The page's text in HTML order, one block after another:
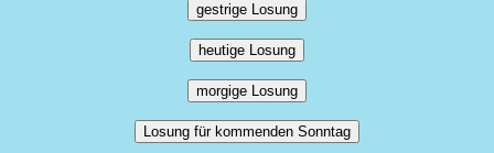
gestrige Losung
heutige Losung
morgige Losung
Losung für kommenden Sonntag